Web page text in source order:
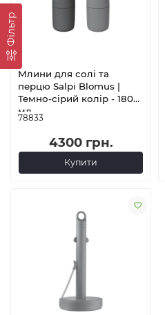
Фільтр
Млини для солі та
перцю Salpi Blomus |
Темно-сірий колір - 180
мл
78833
4300 грн.
Купити